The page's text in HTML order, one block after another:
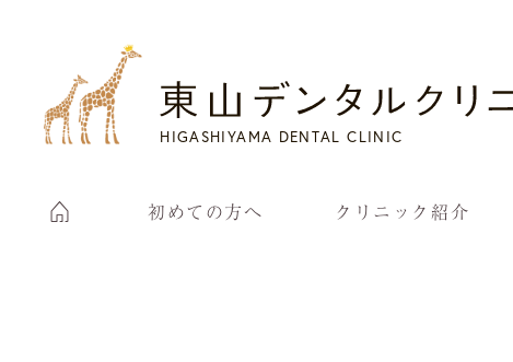
HIGASHIYAMA DENTAL CLINIC
初めての方へ クリニック紹介